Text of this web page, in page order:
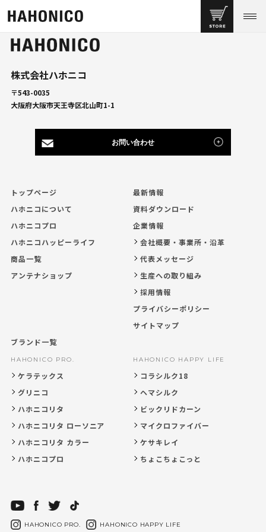
株式会社ハホニコ
〒543-0035
大阪府大阪市天王寺区北山町1-1
お問い合わせ
トップページ
ハホニコについて
ハホニコプロ
ハホニコハッピーライフ
商品一覧
アンテナショップ
ブランド一覧
HAHONICO PRO.
ケラテックス
グリニコ
ハホニコリタ
ハホニコリタ ローソニア
ハホニコリタ カラー
ハホニコプロ
HAHONICO HAPPY LIFE
コラシルク18
ヘマシルク
ビックリドカーン
マイクロファイバー
ケサキレイ
ちょこちょこっと
最新情報
資料ダウンロード
企業情報
会社概要・事業所・沿革
代表メッセージ
生産への取り組み
採用情報
プライバシーポリシー
サイトマップ
HAHONICO PRO. HAHONICO HAPPY LIFE